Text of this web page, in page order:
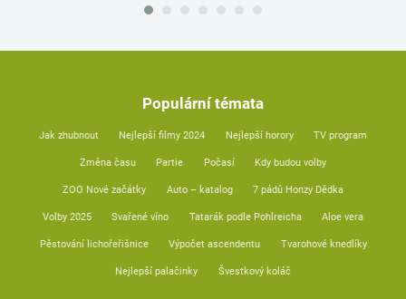
Populární témata
Jak zhubnout Nejlepší filmy 2024 Nejlepší horory TV program
Změna času Partie Počasí Kdy budou volby
ZOO Nové začátky Auto – katalog 7 pádů Honzy Dědka
Volby 2025 Svařené víno Tatarák podle Pohlreicha Aloe vera
Pěstování lichořeřišnice Výpočet ascendentu Tvarohové knedlíky
Nejlepší palačinky Švestkový koláč